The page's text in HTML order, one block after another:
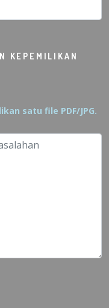
KEPEMILIKAN
satu file PDF/JPG.